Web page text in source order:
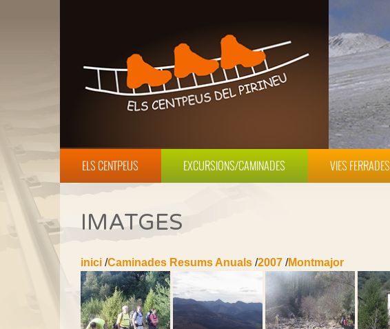
ELS CENTPEUS EXCURSIONS/CAMINADES VIES FERRADES
IMATGES
inici /Caminades Resums Anuals /2007 /Montmajor